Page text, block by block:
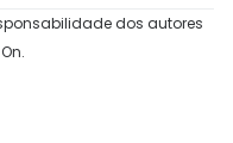
dos autores